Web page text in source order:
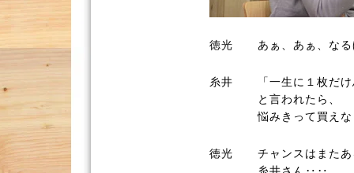
徳光 あぁ、あぁ、な
糸井
「一生に１枚だ
と言われたら、
悩みきって買え
徳光
チャンスはまた